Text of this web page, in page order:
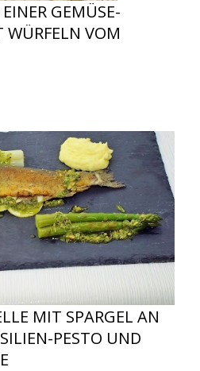
GEMÜSE-
VOM
MIT SPARGEL AN
PESTO UND